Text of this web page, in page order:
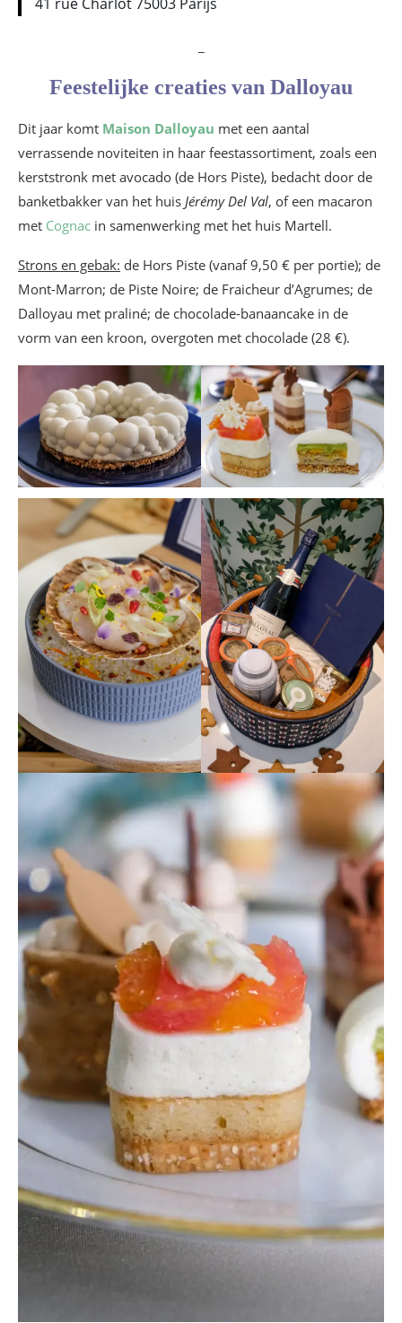
Feestelijke creaties van Dalloyau
Dit jaar komt Maison Dalloyau met een aantal
verrassende noviteiten in haar feestassortiment, zoals een
kerststronk met avocado (de Hors Piste), bedacht door de
banketbakker van het huis Jérémy Del Val, of een macaron
met Cognac in samenwerking met het huis Martell.
Strons en gebak: de Hors Piste (vanaf 9,50 € per portie); de
Mont-Marron; de Piste Noire; de Fraicheur d’Agrumes; de
Dalloyau met praliné; de chocolade-banaancake in de
vorm van een kroon, overgoten met chocolade (28 €).